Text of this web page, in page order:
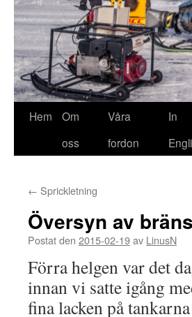
Hem
Om
oss
Våra
fordon
In
← Sprickletning
Översyn av
Postat den 2015-02-19av LinusN
Förra helgen var det
innan vi satte igång
fina lacken på